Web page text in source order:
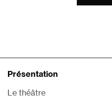
Présentation
Le théâtre